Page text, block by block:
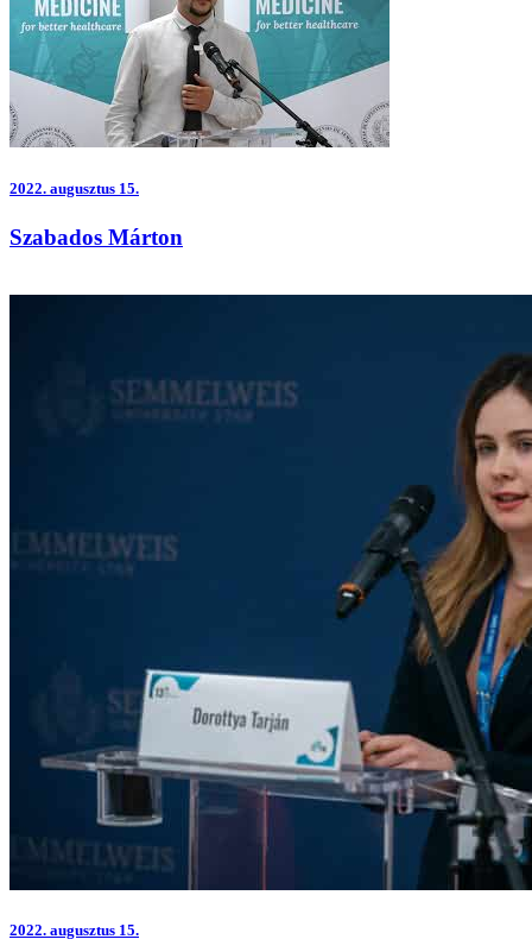
2022. augusztus 15.
Szabados Márton
2022. augusztus 15.